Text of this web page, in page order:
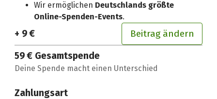
Wir ermöglichen Deutschlands größte
Online-Spenden-Events.
+ 9 € Beitrag ändern
59 € Gesamtspende
Deine Spende macht einen Unterschied
Zahlungsart